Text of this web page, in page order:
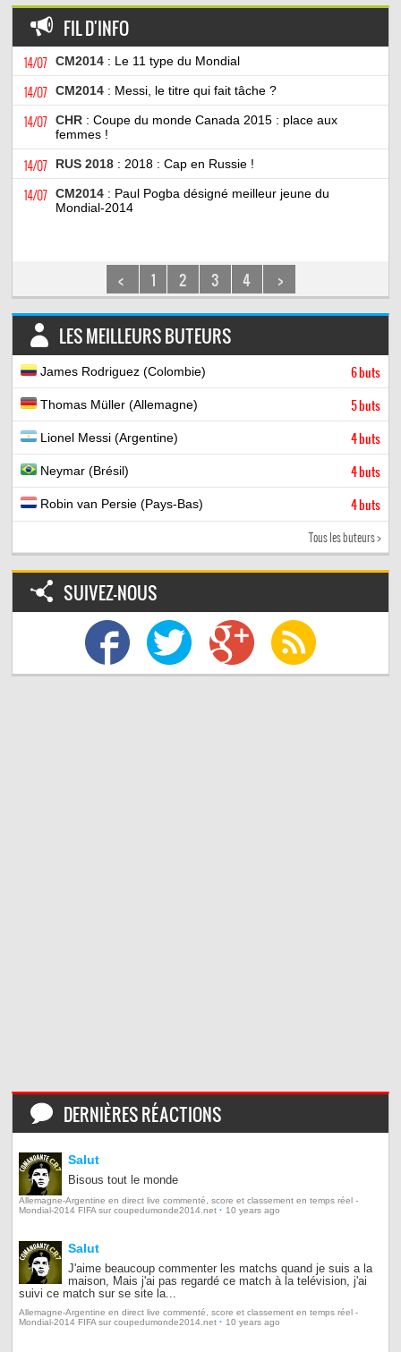
FIL D'INFO
14/07 CM2014 : Le 11 type du Mondial
14/07 CM2014 : Messi, le titre qui fait tâche ?
14/07 CHR : Coupe du monde Canada 2015 : place aux
femmes !
14/07 RUS 2018 : 2018 : Cap en Russie !
14/07 CM2014 : Paul Pogba désigné meilleur jeune du
Mondial-2014
< 1 2 3 4 >
LES MEILLEURS BUTEURS
James Rodriguez (Colombie) 6 buts
Thomas Müller (Allemagne) 5 buts
Lionel Messi (Argentine) 4 buts
Neymar (Brésil) 4 buts
Robin van Persie (Pays-Bas) 4 buts
Tous les buteurs >
SUIVEZ-NOUS
DERNIÈRES RÉACTIONS
Salut
Bisous tout le monde
Allemagne-Argentine en direct live commenté, score et classement en temps réel -
Mondial-2014 FIFA sur coupedumonde2014.net · 10 years ago
Salut
J'aime beaucoup commenter les matchs quand je suis a la
maison, Mais j'ai pas regardé ce match à la telévision, j'ai
suivi ce match sur se site la...
Allemagne-Argentine en direct live commenté, score et classement en temps réel -
Mondial-2014 FIFA sur coupedumonde2014.net · 10 years ago